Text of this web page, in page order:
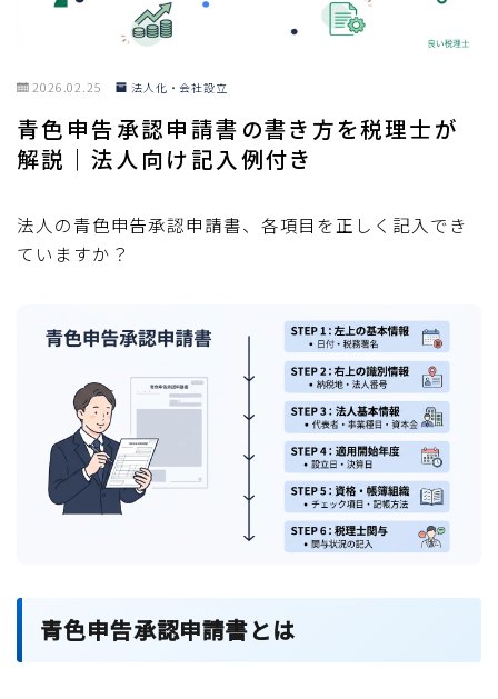
2026.02.25 法人化・会社設立
青色申告承認申請書の書き方を税理士が
解説｜法人向け記入例付き
法人の青色申告承認申請書、各項目を正しく記入でき
ていますか？
青色申告承認申請書とは